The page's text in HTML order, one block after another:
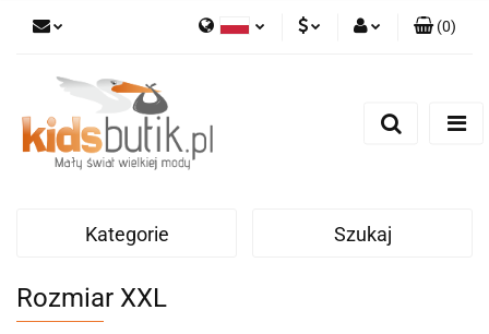
(0)
Kategorie Szukaj
Rozmiar XXL